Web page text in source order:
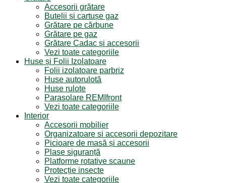
Accesorii grătare
Butelii și cartușe gaz
Grătare pe cărbune
Grătare pe gaz
Grătare Cadac și accesorii
Vezi toate categoriile
Huse și Folii Izolatoare
Folii izolatoare parbriz
Huse autorulotă
Huse rulote
Parasolare REMIfront
Vezi toate categoriile
Interior
Accesorii mobilier
Organizatoare si accesorii depozitare
Picioare de masă și accesorii
Plase siguranță
Platforme rotative scaune
Protecție insecte
Vezi toate categoriile